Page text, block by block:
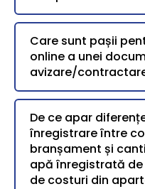
Care sunt pașii
online a unei
avizare/
De ce apar
înregistrare între
branșament și
apă înregistrată
de costuri din